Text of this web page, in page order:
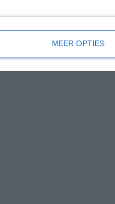
MEER OPTIES
bekijk de